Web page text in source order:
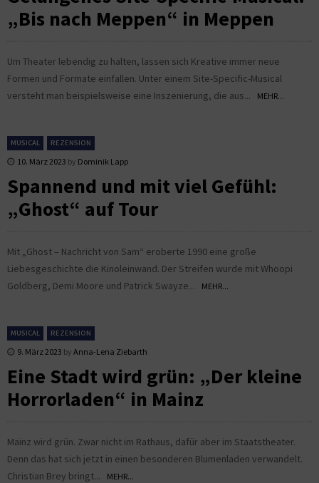
„Bis nach Meppen“ in Meppen
Um Theater lebendig zu halten, lassen sich Kreative immer neue
Formen und Formate einfallen. Unter einem Site-Specific-Musical
versteht man beispielsweise eine Inszenierung, die aus...
MEHR...
MUSICAL REZENSION
10. März 2023 by Dominik Lapp
Spannend und mit viel Gefühl:
„Ghost“ auf Tour
Mit „Ghost – Nachricht von Sam“ eroberte 1990 eine große
Liebesgeschichte die Kinoleinwand. Der Streifen wurde mit Whoopi
Goldberg, Demi Moore und Patrick Swayze...
MEHR...
MUSICAL REZENSION
9. März 2023 by Anna-Lena Ziebarth
Eine Stadt wird grün: „Der kleine
Horrorladen“ in Mainz
Mainz wird grün. Zwar nicht im Rathaus, dafür aber im Staatstheater.
Denn das hat sich jetzt in einen besonderen Blumenladen verwandelt.
Christian Brey bringt...
MEHR...